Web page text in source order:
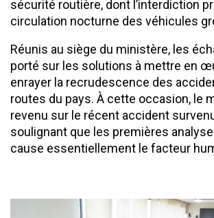
sécurité routière, dont l’interdiction
circulation nocturne des véhicules
Réunis au siège du ministère, les
porté sur les solutions à mettre en
enrayer la recrudescence des
routes du pays. À cette occasion, le
revenu sur le récent accident
soulignant que les premières
cause essentiellement le facteur